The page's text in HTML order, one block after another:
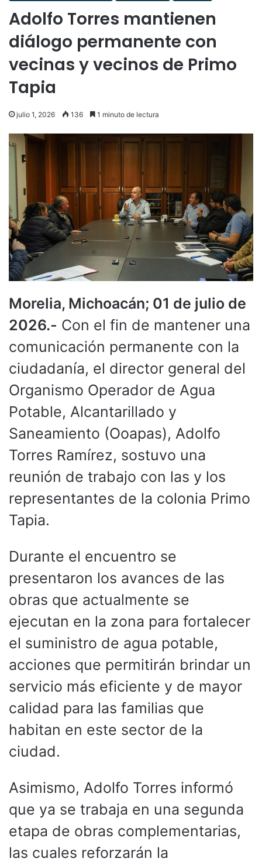
Adolfo Torres mantienen
diálogo permanente con
vecinas y vecinos de Primo
Tapia
julio 1, 2026 136 1 minuto de lectura
Morelia, Michoacán; 01 de julio de
2026.- Con el fin de mantener una
comunicación permanente con la
ciudadanía, el director general del
Organismo Operador de Agua
Potable, Alcantarillado y
Saneamiento (Ooapas), Adolfo
Torres Ramírez, sostuvo una
reunión de trabajo con las y los
representantes de la colonia Primo
Tapia.
Durante el encuentro se
presentaron los avances de las
obras que actualmente se
ejecutan en la zona para fortalecer
el suministro de agua potable,
acciones que permitirán brindar un
servicio más eficiente y de mayor
calidad para las familias que
habitan en este sector de la
ciudad.
Asimismo, Adolfo Torres informó
que ya se trabaja en una segunda
etapa de obras complementarias,
las cuales reforzarán la